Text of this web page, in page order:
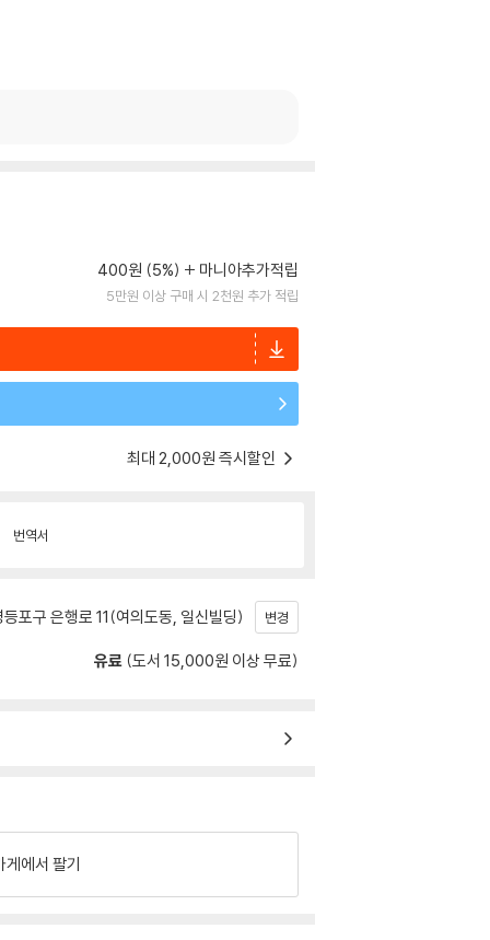
400원 (5%) 마니아추가적립
5만원 이상 구매 시 2천원 추가 적립
최대 2,000원 즉시할인
번역서
포구 은행로 11(여의도동, 일신빌딩) 변경
유료 (도서 15,000원 이상 무료)
게에서 팔기